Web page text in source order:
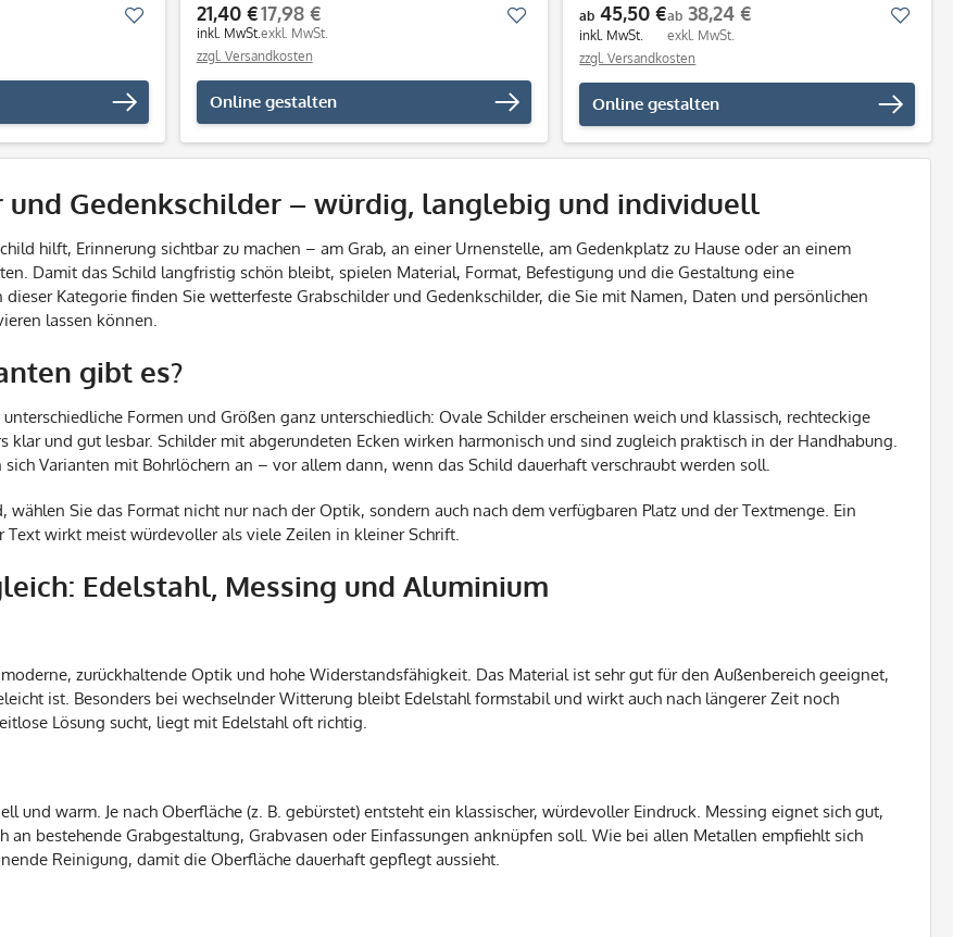
Merken21,40 €
inkl. MwSt.
17,98 €
exkl. MwSt.
zzgl. Versandkosten
Online gestalten
Merkenab 45,50 €
inkl. MwSt.
ab 38,24 €
exkl. MwSt.
zzgl. Versandkosten
Online gestalten
und Gedenkschilder – würdig, langlebig und individuell
hilft, Erinnerung sichtbar zu machen – am Grab, an einer Urnenstelle, am Gedenkplatz zu Hause oder an einem
Damit das Schild langfristig schön bleibt, spielen Material, Format, Befestigung und die Gestaltung eine
Kategorie finden Sie wetterfeste Grabschilder und Gedenkschilder, die Sie mit Namen, Daten und persönlichen
lassen können.
gibt es?
unterschiedliche Formen und Größen ganz unterschiedlich: Ovale Schilder erscheinen weich und klassisch, rechteckige
klar und gut lesbar. Schilder mit abgerundeten Ecken wirken harmonisch und sind zugleich praktisch in der Handhabung.
Varianten mit Bohrlöchern an – vor allem dann, wenn das Schild dauerhaft verschraubt werden soll.
wählen Sie das Format nicht nur nach der Optik, sondern auch nach dem verfügbaren Platz und der Textmenge. Ein
Text wirkt meist würdevoller als viele Zeilen in kleiner Schrift.
Edelstahl, Messing und Aluminium
zurückhaltende Optik und hohe Widerstandsfähigkeit. Das Material ist sehr gut für den Außenbereich geeignet,
ist. Besonders bei wechselnder Witterung bleibt Edelstahl formstabil und wirkt auch nach längerer Zeit noch
Lösung sucht, liegt mit Edelstahl oft richtig.
und warm. Je nach Oberfläche (z. B. gebürstet) entsteht ein klassischer, würdevoller Eindruck. Messing eignet sich gut,
an bestehende Grabgestaltung, Grabvasen oder Einfassungen anknüpfen soll. Wie bei allen Metallen empfiehlt sich
Reinigung, damit die Oberfläche dauerhaft gepflegt aussieht.